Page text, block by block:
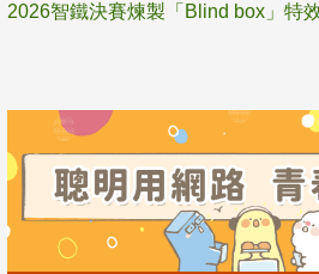
2026智鐵決賽煉製「Blind box」特